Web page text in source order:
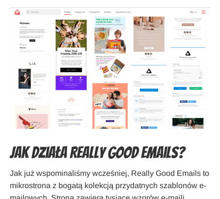
Jak działa Really Good Emails?
Jak już wspominaliśmy wcześniej, Really Good Emails to
mikrostrona z bogatą kolekcją przydatnych szablonów e-